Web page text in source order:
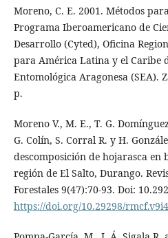
Moreno, C. E. 2001. Métodos
Programa Iberoamericano de
Desarrollo (Cyted), Oficina
para América Latina y el Caribe
Entomológica Aragonesa (SEA).
p.
Moreno V., M. E., T. G.
G. Colín, S. Corral R. y H.
descomposición de hojarasca en
región de El Salto, Durango.
Forestales 9(47):70-93. Doi:
https://doi.org/10.29298/